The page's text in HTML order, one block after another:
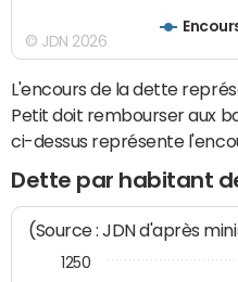
© JDN 2026
L'encours de la dette
Petit doit rembourser aux
ci-dessus représente
Dette par habitant
(Source : JDN d'après
1250